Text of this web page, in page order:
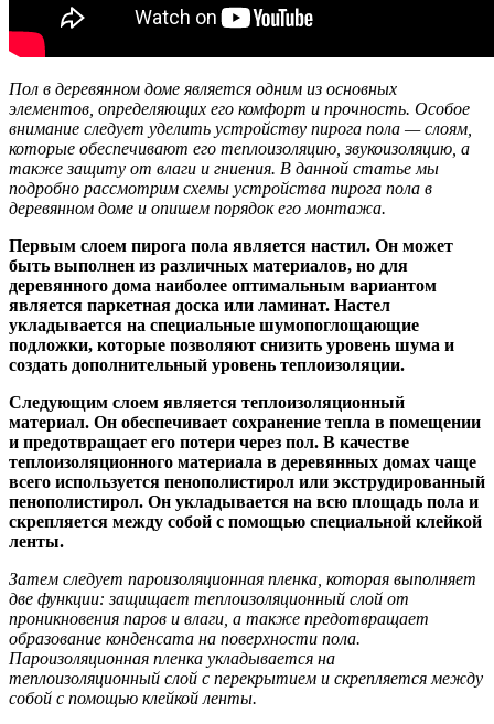
Пол в деревянном доме является одним из основных
элементов, определяющих его комфорт и прочность. Особое
внимание следует уделить устройству пирога пола — слоям,
которые обеспечивают его теплоизоляцию, звукоизоляцию, а
также защиту от влаги и гниения. В данной статье мы
подробно рассмотрим схемы устройства пирога пола в
деревянном доме и опишем порядок его монтажа.
Первым слоем пирога пола является настил. Он может
быть выполнен из различных материалов, но для
деревянного дома наиболее оптимальным вариантом
является паркетная доска или ламинат. Настел
укладывается на специальные шумопоглощающие
подложки, которые позволяют снизить уровень шума и
создать дополнительный уровень теплоизоляции.
Следующим слоем является теплоизоляционный
материал. Он обеспечивает сохранение тепла в помещении
и предотвращает его потери через пол. В качестве
теплоизоляционного материала в деревянных домах чаще
всего используется пенополистирол или экструдированный
пенополистирол. Он укладывается на всю площадь пола и
скрепляется между собой с помощью специальной клейкой
ленты.
Затем следует пароизоляционная пленка, которая выполняет
две функции: защищает теплоизоляционный слой от
проникновения паров и влаги, а также предотвращает
образование конденсата на поверхности пола.
Пароизоляционная пленка укладывается на
теплоизоляционный слой с перекрытием и скрепляется между
собой с помощью клейкой ленты.